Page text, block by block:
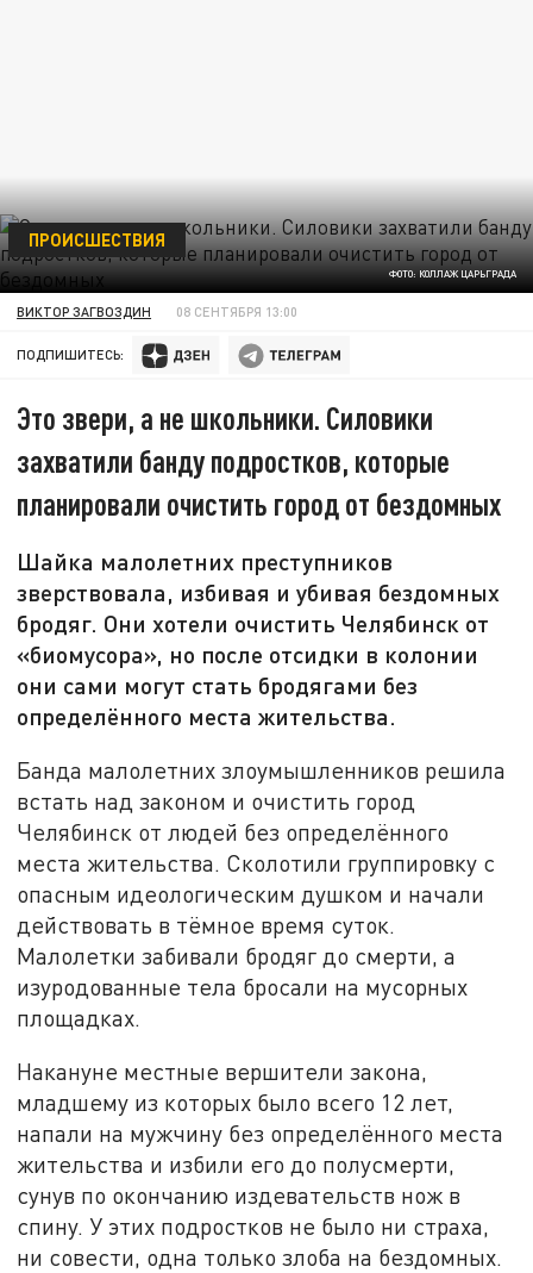
ФОТО: КОЛЛАЖ ЦАРЬГРАДА
ПРОИСШЕСТВИЯ
ВИКТОР ЗАГВОЗДИН 08 СЕНТЯБРЯ 13:00
ПОДПИШИТЕСЬ:
Это звери, а не школьники. Силовики
захватили банду подростков, которые
планировали очистить город от бездомных
Шайка малолетних преступников
зверствовала, избивая и убивая бездомных
бродяг. Они хотели очистить Челябинск от
«биомусора», но после отсидки в колонии
они сами могут стать бродягами без
определённого места жительства.
Банда малолетних злоумышленников решила
встать над законом и очистить город
Челябинск от людей без определённого
места жительства. Сколотили группировку с
опасным идеологическим душком и начали
действовать в тёмное время суток.
Малолетки забивали бродяг до смерти, а
изуродованные тела бросали на мусорных
площадках.
Накануне местные вершители закона,
младшему из которых было всего 12 лет,
напали на мужчину без определённого места
жительства и избили его до полусмерти,
сунув по окончанию издевательств нож в
спину. У этих подростков не было ни страха,
ни совести, одна только злоба на бездомных.